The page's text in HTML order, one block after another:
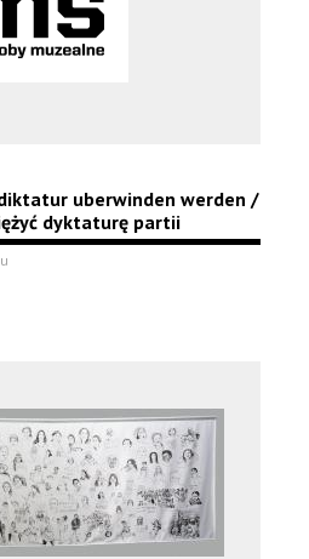
uberwinden werden /
dyktaturę partii